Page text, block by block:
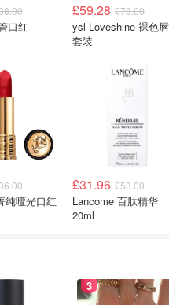
口红
£59.28 £78.00
ysl Loveshine 裸色唇膏
套装
纯哑光口红
£31.96 £53.00
Lancome 百肽精华
20ml
3